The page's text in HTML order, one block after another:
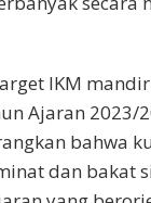
IKM
Ajaran 2023/
bahwa
dan bakat